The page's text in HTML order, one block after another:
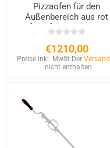
Pizzaofen für den
Außenbereich aus rot
feuerfesten Steinen
€1210,00
Preise inkl. MwSt.DerVersand
nicht enthalten